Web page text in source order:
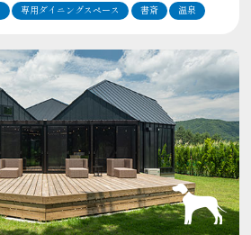
専用ダイニングスペース 書斎 温泉